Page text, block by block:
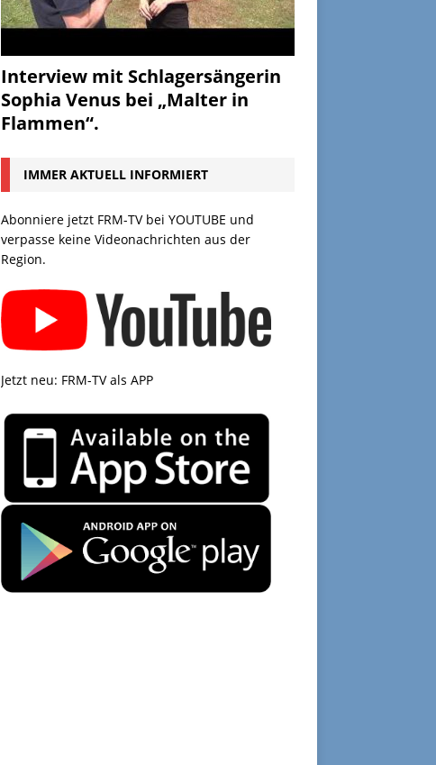
Interview mit Schlagersängerin
Sophia Venus bei „Malter in
Flammen“.
IMMER AKTUELL INFORMIERT
Abonniere jetzt FRM-TV bei YOUTUBE und
verpasse keine Videonachrichten aus der
Region.
Jetzt neu: FRM-TV als APP